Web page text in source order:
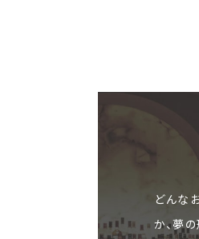
どんな
か、夢